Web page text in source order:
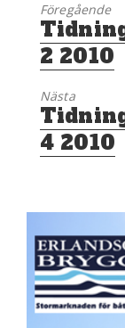
Föregående
Föregående
inlägg:
2 2010
Nästa
Nästa
inlägg:
4 2010